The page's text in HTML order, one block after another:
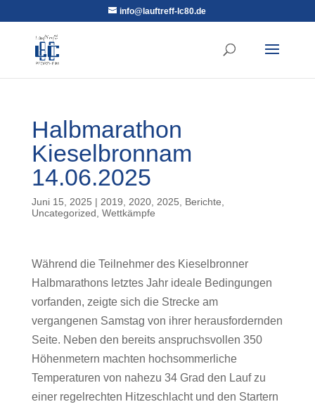
info@lauftreff-lc80.de
Halbmarathon
Kieselbronnam
14.06.2025
Juni 15, 2025 | 2019 2020, 2025 Berichte
Uncategorized Wettkämpfe
Während die Teilnehmer des Kieselbronner
Halbmarathons letztes Jahr ideale Bedingungen
vorfanden, zeigte sich die Strecke am
vergangenen Samstag von ihrer herausfordernden
Seite. Neben den bereits anspruchsvollen 350
Höhenmetern machten hochsommerliche
Temperaturen von nahezu 34 Grad den Lauf zu
einer regelrechten Hitzeschlacht und den Startern